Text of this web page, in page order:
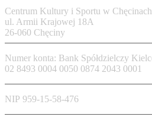
Centrum Kultury i Sportu w Chęcinach
ul. Armii Krajowej 18A
26-060 Chęciny
Numer konta: Bank Spółdzielczy
02 8493 0004 0050 0874 2043 0001
NIP 959-15-58-476